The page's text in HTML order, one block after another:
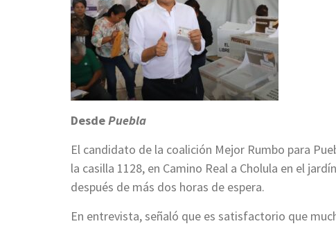
DesdePuebla
El candidato de la coalición Mejor Rumbo para
la casilla 1128, en Camino Real a Cholula en el
después de más dos horas de espera.
En entrevista, señaló que es satisfactorio que